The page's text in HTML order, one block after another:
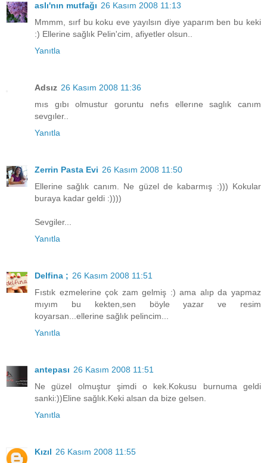
aslı'nın mutfağı 26 Kasım 2008 11:13
Mmmm, sırf bu koku eve yayılsın diye yaparım ben bu keki
:) Ellerine sağlık Pelin'cim, afiyetler olsun..
Yanıtla
Adsız 26 Kasım 2008 11:36
mıs gıbı olmustur goruntu nefıs ellerıne saglık canım
sevgıler..
Yanıtla
Zerrin Pasta Evi 26 Kasım 2008 11:50
Ellerine sağlık canım. Ne güzel de kabarmış :))) Kokular
buraya kadar geldi :))))
Sevgiler...
Yanıtla
Delfina ; 26 Kasım 2008 11:51
Fıstık ezmelerine çok zam gelmiş :) ama alıp da yapmaz
mıyım bu kekten,sen böyle yazar ve resim
koyarsan...ellerine sağlık pelincim...
Yanıtla
antepası 26 Kasım 2008 11:51
Ne güzel olmuştur şimdi o kek.Kokusu burnuma geldi
sanki:))Eline sağlık.Keki alsan da bize gelsen.
Yanıtla
Kızıl 26 Kasım 2008 11:55